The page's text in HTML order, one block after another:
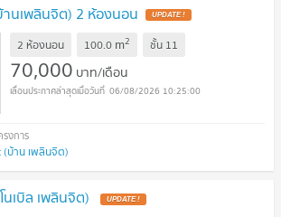
นเพลินจิต) 2 ห้องนอน
2 ห้องนอน 100.0 m2 ชั้น 11
70,000 บาท/เดือน
06/08/2026 10:25:00
(บ้าน เพลินจิต)
เบิล เพลินจิต)